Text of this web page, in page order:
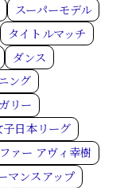
スーパーモデル
タイトルマッチ
ダンス
ング
リー
日本リーグ
ァー アヴィ幸樹
マンスアップ